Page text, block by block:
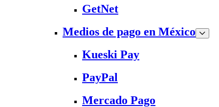
GetNet
Medios de pago en México
Kueski Pay
PayPal
Mercado Pago